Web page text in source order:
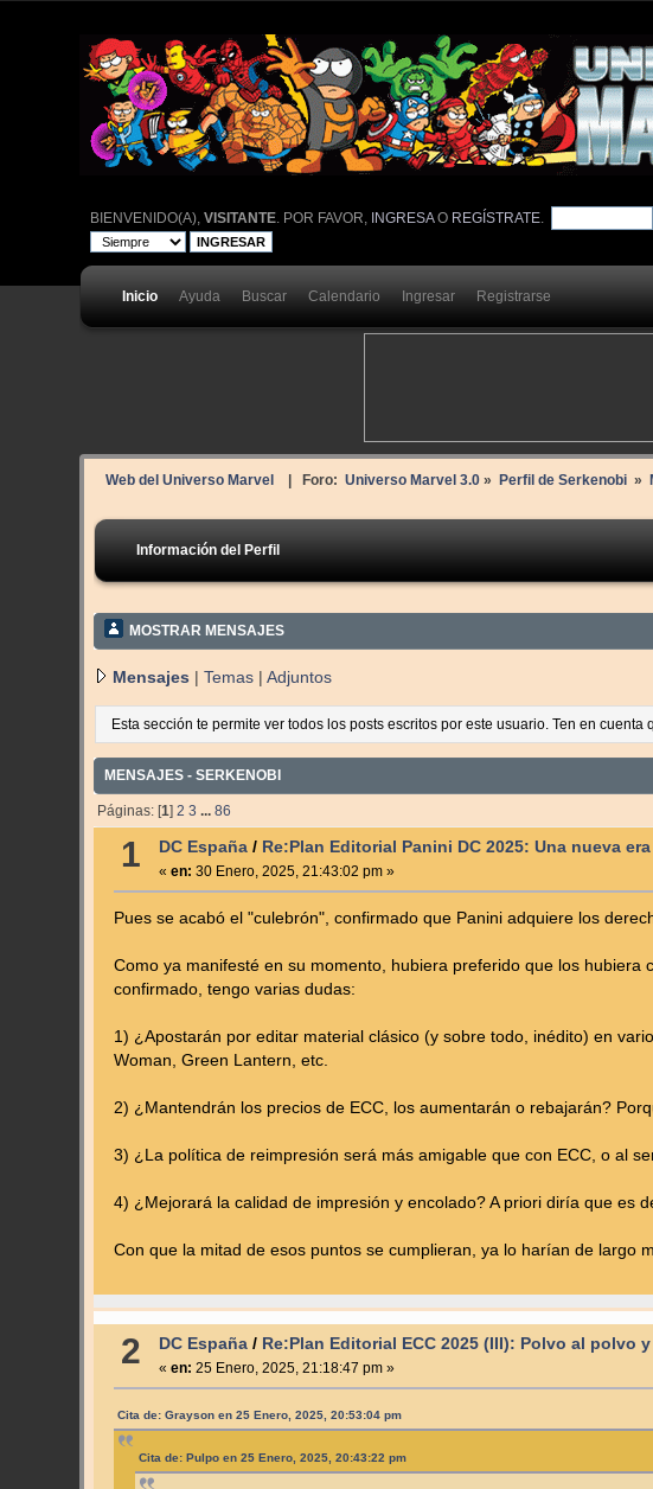
BIENVENIDO(A), VISITANTE. POR FAVOR, INGRESAO REGÍSTRATE.
Inicio Ayuda Buscar Calendario Ingresar Registrarse
Web del Universo Marvel | Foro: Universo Marvel 3.0» Perfil de Serkenobi »
Información del Perfil
MOSTRAR MENSAJES
Mensajes |Temas |Adjuntos
Esta sección te permite ver todos los posts escritos por este usuario. Ten en
MENSAJES - SERKENOBI
Páginas: [1] 2 3 ... 86
1 DC España/ Re:Plan Editorial Panini DC 2025: Una nueva era
« en: 30 Enero, 2025, 21:43:02 pm »
Pues se acabó el "culebrón", confirmado que Panini adquiere los
Como ya manifesté en su momento, hubiera preferido que los
confirmado, tengo varias dudas:
1) ¿Apostarán por editar material clásico (y sobre todo, inédito) en
Woman, Green Lantern, etc.
2) ¿Mantendrán los precios de ECC, los aumentarán o rebajarán?
3) ¿La política de reimpresión será más amigable que con ECC, o al
4) ¿Mejorará la calidad de impresión y encolado? A priori diría que es
Con que la mitad de esos puntos se cumplieran, ya lo harían de largo
2 DC España/ Re:Plan Editorial ECC 2025 (III): Polvo al polvo
« en: 25 Enero, 2025, 21:18:47 pm »
Cita de: Grayson en 25 Enero, 2025, 20:53:04 pm
Cita de: Pulpo en 25 Enero, 2025, 20:43:22 pm